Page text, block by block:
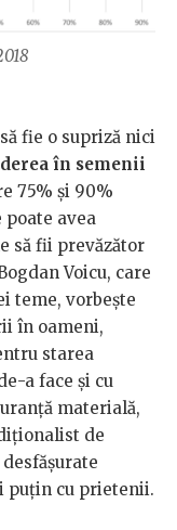
fie o supriză nici
în semenii
75% și 90%
poate avea
să fii prevăzător
Voicu, care
teme, vorbește
în oameni,
starea
a face și cu
materială,
de
puțin cu prietenii.